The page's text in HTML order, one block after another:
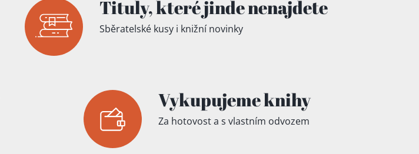
Tituly,které jindenenajdete
Sběratelské kusy i knižní novinky
Vykupujeme knihy
Za hotovost a s vlastním odvozem